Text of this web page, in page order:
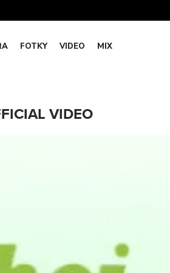
FOTKY VIDEO MIX
VIDEO